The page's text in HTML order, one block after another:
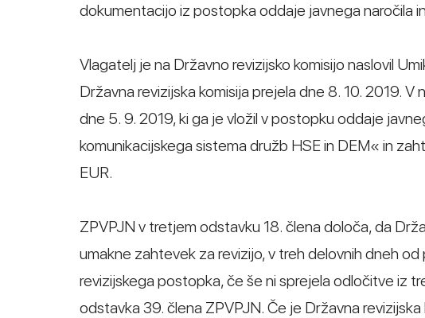
dokumentacijo iz postopka oddaje javnega naročila
Vlagatelj je na Državno revizijsko komisijo naslovil
Državna revizijska komisija prejela dne 8. 10. 2019.
dne 5. 9. 2019, ki ga je vložil v postopku oddaje
komunikacijskega sistema družb HSE in DEM« in
EUR.
ZPVPJN v tretjem odstavku 18. člena določa, da
umakne zahtevek za revizijo, v treh delovnih dneh
revizijskega postopka, če še ni sprejela odločitve iz
odstavka 39. člena ZPVPJN. Če je Državna